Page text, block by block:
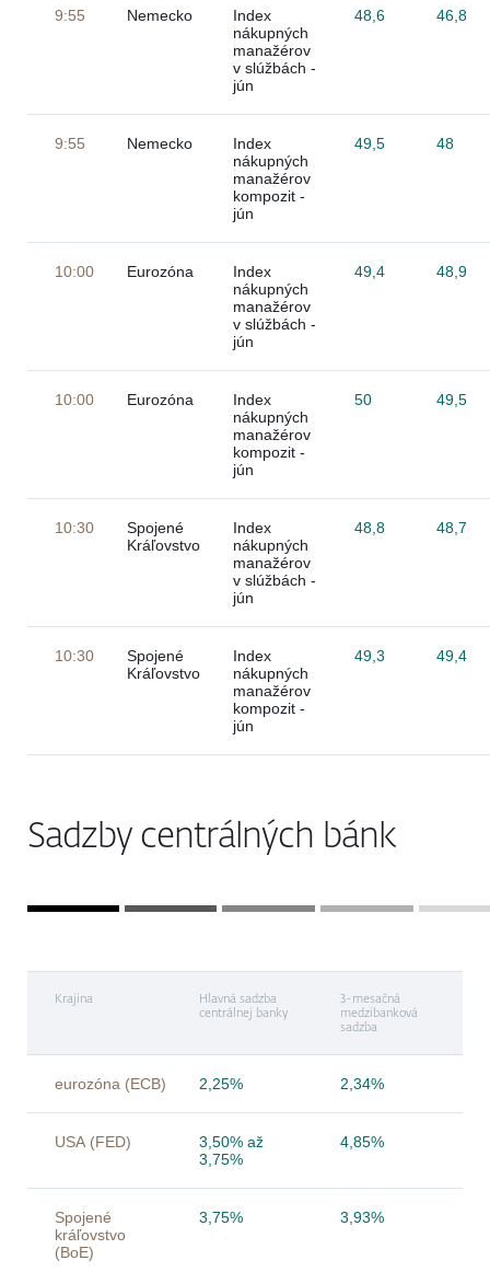
9:55 Nemecko
Index
nákupných
manažérov
v slúžbách -
jún
48,6 46,8
9:55 Nemecko
Index
nákupných
manažérov
kompozit -
jún
49,5 48
10:00 Eurozóna
Index
nákupných
manažérov
v slúžbách -
jún
49,4 48,9
10:00 Eurozóna
Index
nákupných
manažérov
kompozit -
jún
50 49,5
10:30
Spojené
Kráľovstvo
Index
nákupných
manažérov
v slúžbách -
jún
48,8 48,7
10:30
Spojené
Kráľovstvo
Index
nákupných
manažérov
kompozit -
jún
49,3 49,4
Sadzby centrálných bánk
Krajina
Hlavná sadzba
centrálnej banky
3-mesačná
medzibanková
sadzba
eurozóna (ECB) 2,25% 2,34%
USA (FED)
3,50% až
3,75%
4,85%
Spojené
kráľovstvo
(BoE)
3,75% 3,93%